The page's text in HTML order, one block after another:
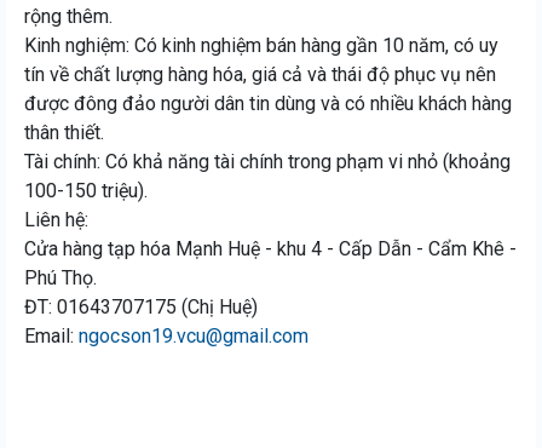
rộng thêm.
Kinh nghiệm: Có kinh nghiệm bán hàng gần 10 năm, có uy
tín về chất lượng hàng hóa, giá cả và thái độ phục vụ nên
được đông đảo người dân tin dùng và có nhiều khách hàng
thân thiết.
Tài chính: Có khả năng tài chính trong phạm vi nhỏ (khoảng
100-150 triệu).
Liên hệ:
Cửa hàng tạp hóa Mạnh Huệ - khu 4 - Cấp Dẫn - Cẩm Khê -
Phú Thọ.
ĐT: 01643707175 (Chị Huệ)
Email: ngocson19.vcu@gmail.com